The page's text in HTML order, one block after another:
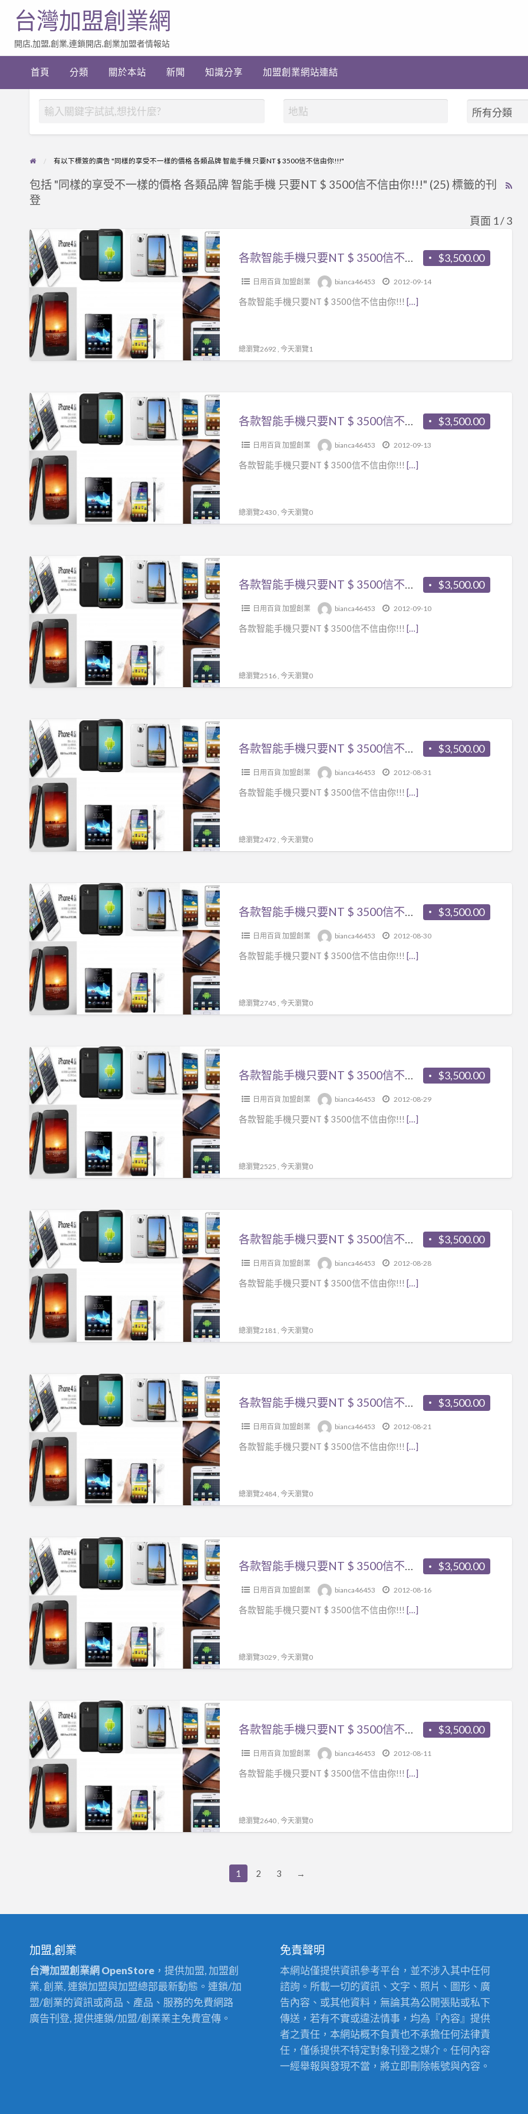
加
業
台灣加盟創業網
開店,加盟,創業,連鎖開店,創業加盟者情報站
首頁 分類 關於本站 新聞 知識分享 加盟創業網站連結
有以下標簽的廣告 "同樣的享受不一樣的價格 各類品牌 智能手機 只要NT $ 3500信不信由你!!!"
for
一
包括 "同樣的享受不一樣的價格 各類品牌 智能手機 只要NT $ 3500信不信由你!!!" (25) 標籤的刊
登
頁面 1 / 3
各
款
智
能
手
機
只
要
NT
3500
信
不
信
由
你!!!
$3,500.00
各款智能手機只要NT $ 3500信不信由你!!!
日用百貨 加盟創業 bianca46453 2012-09-14
各款智能手機只要NT $ 3500信不信由你!!! […]
總瀏覽2692 , 今天瀏覽1
各
款
智
能
手
機
只
要
NT
3500
信
不
信
由
你!!!
$3,500.00
各款智能手機只要NT $ 3500信不信由你!!!
日用百貨 加盟創業 bianca46453 2012-09-13
各款智能手機只要NT $ 3500信不信由你!!! […]
總瀏覽2430 , 今天瀏覽0
各
款
智
能
手
機
只
要
NT
3500
信
不
信
由
你!!!
$3,500.00
各款智能手機只要NT $ 3500信不信由你!!!
日用百貨 加盟創業 bianca46453 2012-09-10
各款智能手機只要NT $ 3500信不信由你!!! […]
總瀏覽2516 , 今天瀏覽0
各
款
智
能
手
機
只
要
NT
3500
信
不
信
由
你!!!
$3,500.00
日用百貨 加盟創業 bianca46453 2012-08-31
各款智能手機只要NT $ 3500信不信由你!!! […]
總瀏覽2472 , 今天瀏覽0
各
款
智
能
手
機
只
要
NT
3500
信
不
信
由
你!!!
$3,500.00
各款智能手機只要NT $ 3500信不信由你!!!
日用百貨 加盟創業 bianca46453 2012-08-30
各款智能手機只要NT $ 3500信不信由你!!! […]
總瀏覽2745 , 今天瀏覽0
各
款
智
能
手
機
只
要
NT
3500
信
不
信
由
你!!!
$3,500.00
各款智能手機只要NT $ 3500信不信由你!!!
日用百貨 加盟創業 bianca46453 2012-08-29
各款智能手機只要NT $ 3500信不信由你!!! […]
總瀏覽2525 , 今天瀏覽0
各
款
智
能
手
機
只
要
NT
3500
信
不
信
由
你!!!
$3,500.00
日用百貨 加盟創業 bianca46453 2012-08-28
各款智能手機只要NT $ 3500信不信由你!!! […]
總瀏覽2181 , 今天瀏覽0
各
款
智
能
手
機
只
要
NT
3500
信
不
信
由
你!!!
$3,500.00
各款智能手機只要NT $ 3500信不信由你!!!
日用百貨 加盟創業 bianca46453 2012-08-21
各款智能手機只要NT $ 3500信不信由你!!! […]
總瀏覽2484 , 今天瀏覽0
各
款
智
能
手
機
只
要
NT
3500
信
不
信
由
你!!!
$3,500.00
各款智能手機只要NT $ 3500信不信由你!!!
日用百貨 加盟創業 bianca46453 2012-08-16
各款智能手機只要NT $ 3500信不信由你!!! […]
總瀏覽3029 , 今天瀏覽0
各
款
智
能
手
機
只
要
NT
信
你!!!
$3,500.00
各款智能手機只要NT $ 3500信不信由你!!!
日用百貨 加盟創業 bianca46453 2012-08-11
各款智能手機只要NT $ 3500信不信由你!!! […]
總瀏覽2640 , 今天瀏覽0
1 2 3 →
加盟,創業
台灣加盟創業網 OpenStore ，提供加盟, 加盟創
業, 創業, 連鎖加盟與加盟總部最新動態。連鎖/加
盟/創業的資訊或商品、產品、服務的免費網路
廣告刊登, 提供連鎖/加盟/創業業主免費宣傳。
免責聲明
本網站僅提供資訊參考平台，並不涉入其中任何
諮詢。所載一切的資訊、文字、照片、圖形、廣
告內容、或其他資料，無論其為公開張貼或私下
傳送，若有不實或違法情事，均為『內容』提供
者之責任，本網站概不負責也不承擔任何法律責
任，僅係提供不特定對象刊登之媒介。任何內容
一經舉報與發現不當，將立即刪除帳號與內容。